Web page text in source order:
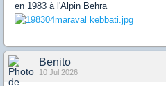
en 1983 à l'Alpin Behra
Benito
10 Jul 2026